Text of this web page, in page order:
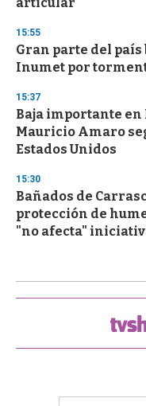
articular
15:55
Gran parte del
Inumet por
15:37
Baja importante
Mauricio Amaro
Estados Unidos
15:30
Bañados de
protección de
"no afecta"